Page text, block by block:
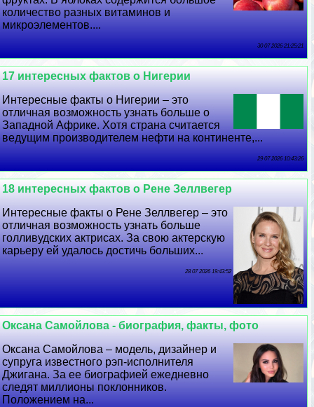
количество разных витаминов и
микроэлементов....
30 07 2026 21:25:21
17 интересных фактов о Нигерии
Интересные факты о Нигерии – это
отличная возможность узнать больше о
Западной Африке. Хотя страна считается
ведущим производителем нефти на континенте,...
29 07 2026 10:43:26
18 интересных фактов о Рене Зеллвегер
Интересные факты о Рене Зеллвегер – это
отличная возможность узнать больше
голливудских актрисах. За свою актерскую
карьеру ей удалось достичь больших...
28 07 2026 19:43:52
Оксана Самойлова - биография, факты, фото
Оксана Самойлова – модель, дизайнер и
супруга известного рэп-исполнителя
Джигана. За ее биографией ежедневно
следят миллионы поклонников.
Положением на...